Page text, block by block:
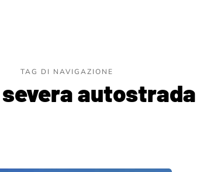
TAG DI NAVIGAZIONE
autostrada